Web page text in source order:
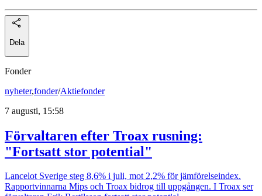
Dela
Fonder
nyheter,fonder/Aktiefonder
7 augusti, 15:58
Förvaltaren efter Troax rusning:
"Fortsatt stor potential"
Lancelot Sverige steg 8,6% i juli, mot 2,2% för jämförelseindex.
Rapportvinnarna Mips och Troax bidrog till uppgången. I Troax ser